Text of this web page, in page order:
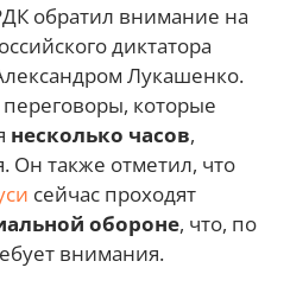
обратил внимание на
диктатора
Лукашенко.
которые
несколько часов,
Он также отметил, что
сейчас проходят
обороне, что, по
внимания.